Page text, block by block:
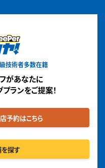
技術者多数在籍
があなたに
ランをご提案！
予約はこちら
探す